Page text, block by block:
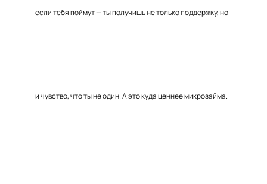
если тебя поймут — ты получишь не только поддержку, но
и чувство, что ты не один. А это куда ценнее микрозайма.